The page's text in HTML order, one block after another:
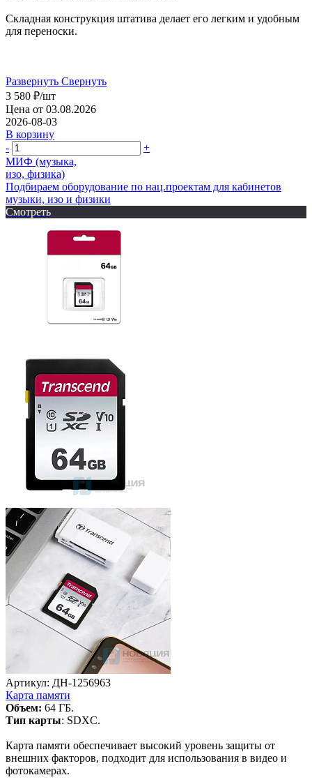
Складная конструкция штатива делает его легким и удобным
для переноски.
Развернуть Свернуть
3 580 ₽/шт
Цена от 03.08.2026
2026-08-03
В корзину
-
+
МИФ (музыка,
изо, физика)
Подбираем оборудование по нац.проектам для кабинетов
музыки, изо и физики
Смотреть
Артикул: ДН-1256963
Карта памяти
Объем: 64 ГБ.
Тип карты: SDXC.
Карта памяти обеспечивает высокий уровень защиты от
внешних факторов, подходит для использования в видео и
фотокамерах.